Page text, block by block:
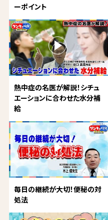
ーポイント
熱中症の名医が解説！シチュ
エーションに合わせた水分補
給
毎日の継続が大切！便秘の対
処法